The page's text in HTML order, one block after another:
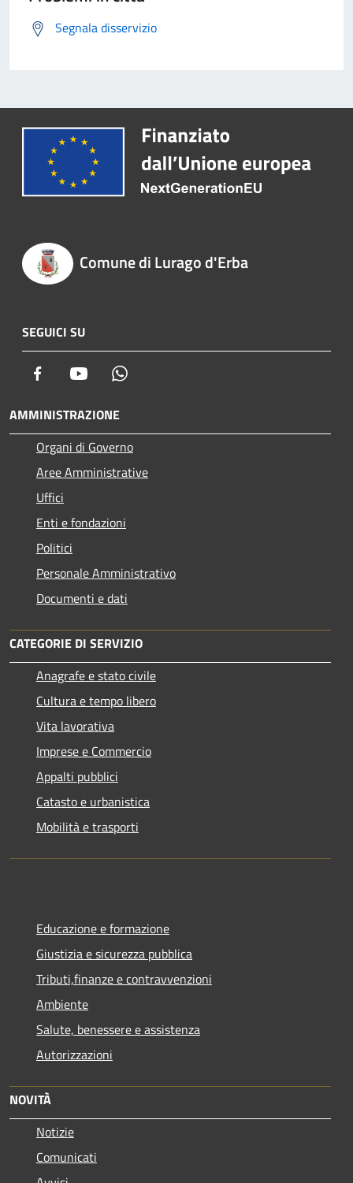
Segnala disservizio
Comune di Lurago d'Erba
SEGUICI SU
Facebook Youtube
AMMINISTRAZIONE
Organi di Governo
Aree Amministrative
Uffici
Enti e fondazioni
Politici
Personale Amministrativo
Documenti e dati
CATEGORIE DI SERVIZIO
Anagrafe e stato civile
Cultura e tempo libero
Vita lavorativa
Imprese e Commercio
Appalti pubblici
Catasto e urbanistica
Mobilità e trasporti
Educazione e formazione
Giustizia e sicurezza pubblica
Tributi,finanze e contravvenzioni
Ambiente
Salute, benessere e assistenza
Autorizzazioni
NOVITÀ
Notizie
Comunicati